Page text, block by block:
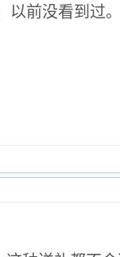
前没看到过。